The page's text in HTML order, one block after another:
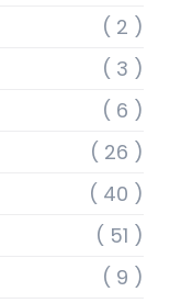
( 2 )
( 3 )
( 6 )
( 26 )
( 40 )
( 51 )
( 9 )